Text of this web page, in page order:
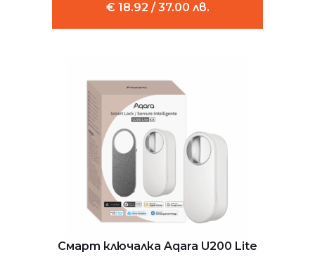
€ 18.92 / 37.00 лв.
Смарт ключалка Aqara U200 Lite